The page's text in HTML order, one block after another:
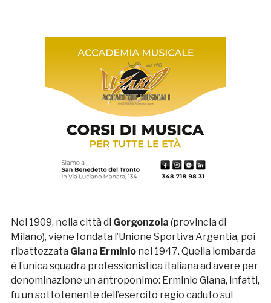
Nel 1909, nella città di Gorgonzola (provincia di
Milano), viene fondata l’Unione Sportiva Argentia, poi
ribattezzata Giana Erminionel 1947. Quella lombarda
è l’unica squadra professionistica italiana ad avere per
denominazione un antroponimo: Erminio Giana, infatti,
fu un sottotenente dell’esercito regio caduto sul